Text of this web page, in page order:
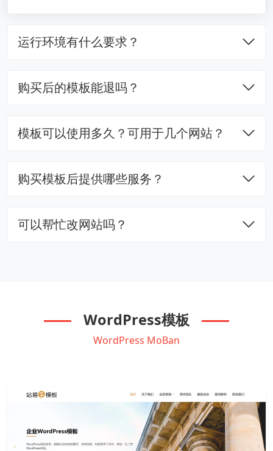
运行环境有什么要求？
购买后的模板能退吗？
模板可以使用多久？可用于几个网站？
购买模板后提供哪些服务？
可以帮忙改网站吗？
WordPress模板
WordPress MoBan